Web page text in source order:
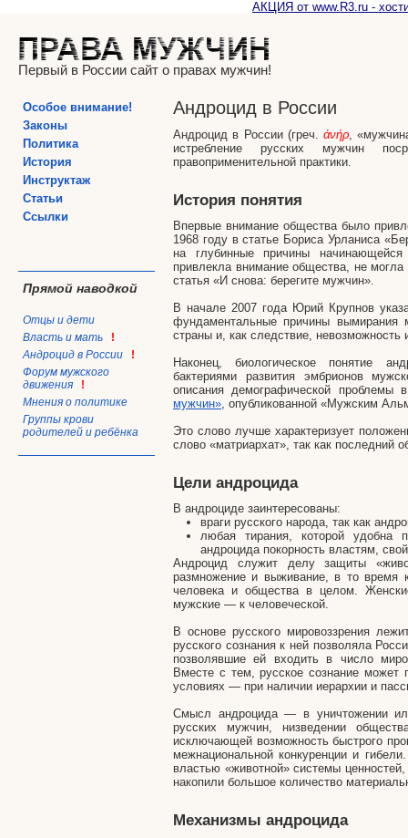
АКЦИЯ от www.R3.ru -
Первый в России сайт о правах мужчин!
Особое внимание!
Законы
Политика
История
Инструктаж
Статьи
Ссылки
Прямой наводкой
Отцы и дети
Власть и мать
!
Андроцид в России
!
Форум мужского
движения
!
Мнения о политике
Группы крови
родителей и ребёнка
Андроцид в России
Андроцид в России (греч.άνήρ,
истребление русских мужчин
правоприменительной практики.
История понятия
Впервые внимание общества было
1968 году в статье Бориса Урланиса
на глубинные причины
привлекла внимание общества, не
статья «И снова: берегите мужчин».
В начале 2007 года Юрий Крупнов
фундаментальные причины вымирания
страны и, как следствие, невозможность
Наконец, биологическое понятие
бактериями развития эмбрионов
описания демографической проблемы
мужчин», опубликованной «Мужским
Это слово лучше характеризует
слово «матриархат», так как
Цели андроцида
В андроциде заинтересованы:
враги русского народа, так как
любая тирания, которой удобна
андроцида покорность властям,
Андроцид служит делу защиты
размножение и выживание, в то время
человека и общества в целом.
мужские — к человеческой.
В основе русского мировоззрения
русского сознания к ней позволяла
позволявшие ей входить в число
Вместе с тем, русское сознание
условиях — при наличии иерархии и
Смысл андроцида — в уничтожении
русских мужчин, низведении
исключающей возможность быстрого
межнациональной конкуренции и
властью «животной» системы
накопили большое количество
Механизмы андроцида